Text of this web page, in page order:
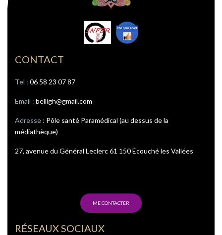
CONTACT
Tel : ‭ 06 58 23 07 87
Email : belligh@gmail.com
Adresse : Pôle santé Paramédical (au dessus de la
médiathèque)
27, avenue du Général Leclerc 61 150 Écouché les Vallées
ME CONTACTER
RÉSEAUX SOCIAUX